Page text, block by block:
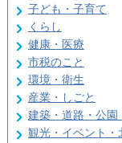
子ども・子育て
くらし
健康・医療
市税のこと
環境・衛生
産業・しごと
建築・道路・公園
観光・イベント・